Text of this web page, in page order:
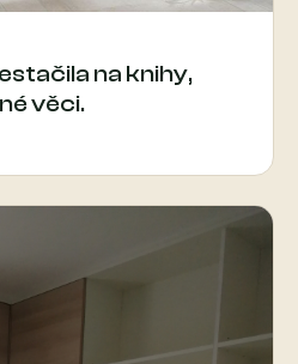
na knihy,
věci.